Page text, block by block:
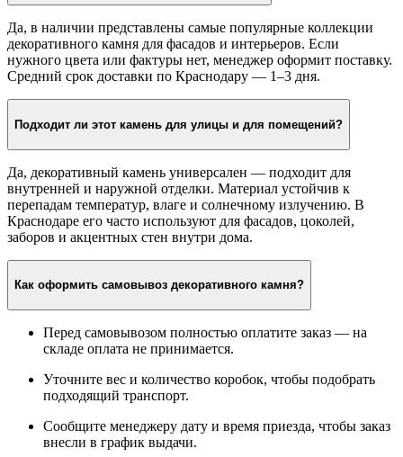
Да, в наличии представлены самые популярные коллекции
декоративного камня для фасадов и интерьеров. Если
нужного цвета или фактуры нет, менеджер оформит поставку.
Средний срок доставки по Краснодару — 1–3 дня.
Подходит ли этот камень для улицы и для помещений?
Да, декоративный камень универсален — подходит для
внутренней и наружной отделки. Материал устойчив к
перепадам температур, влаге и солнечному излучению. В
Краснодаре его часто используют для фасадов, цоколей,
заборов и акцентных стен внутри дома.
Как оформить самовывоз декоративного камня?
Перед самовывозом полностью оплатите заказ — на
складе оплата не принимается.
Уточните вес и количество коробок, чтобы подобрать
подходящий транспорт.
Сообщите менеджеру дату и время приезда, чтобы заказ
внесли в график выдачи.